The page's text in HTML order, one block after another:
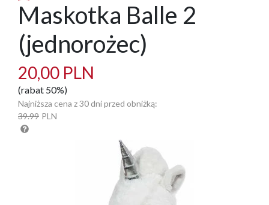
Maskotka Balle 2
(jednorożec)
20,00 PLN
(rabat 50%)
Najniższa cena z 30 dni przed obniżką:
39.99 PLN